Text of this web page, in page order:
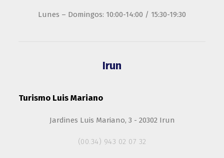
Lunes – Domingos: 10:00-14:00 / 15:30-19:30
Irun
Turismo Luis Mariano
Jardines Luis Mariano, 3 - 20302 Irun
(00.34) 943 02 07 32